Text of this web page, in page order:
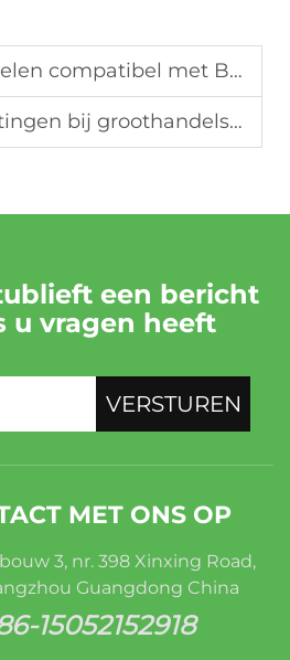
met BMW B48 2,0T-motoren: de catalogus van Oruide
van motoronderdelen voor commerciële bestellingen
een bericht
u vragen heeft
VERSTUREN
MET ONS OP
3, nr. 398 Xinxing Road,
Guangdong China
15052152918